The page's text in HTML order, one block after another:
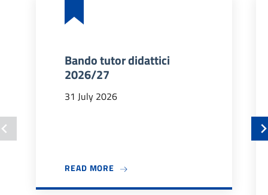
Bando tutor didattici
2026/27
31 July 2026
READ MORE ABOUT BANDO TUTOR DIDATTICI